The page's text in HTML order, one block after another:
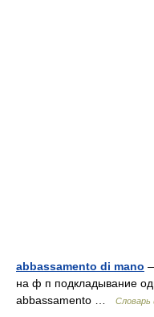
abbassamento di mano
на ф п подкладывание
abbassamento …
Словарь